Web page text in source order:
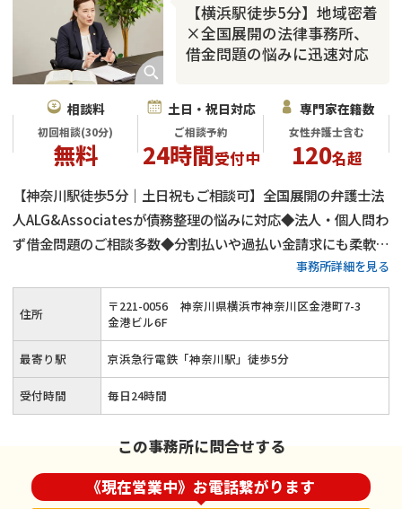
【横浜駅徒歩5分】地域密着
×全国展開の法律事務所、
借金問題の悩みに迅速対応
相談料
初回相談(30分)
無料
土日・祝日対応
ご相談予約
24時間受付中
専門家在籍数
女性弁護士含む
120名超
【神奈川駅徒歩5分｜土日祝もご相談可】全国展開の弁護士法
人ALG&Associatesが債務整理の悩みに対応◆法人・個人問わ
ず借金問題のご相談多数◆分割払いや過払い金請求にも柔軟対
事務所詳細を見る
住所 〒221-0056
神奈川県横浜市神奈川区金港町7-3
金港ビル6F
最寄り駅 京浜急行電鉄「神奈川駅」徒歩5分
受付時間 毎日24時間
この事務所に問合せする
《現在営業中》お電話繋がります